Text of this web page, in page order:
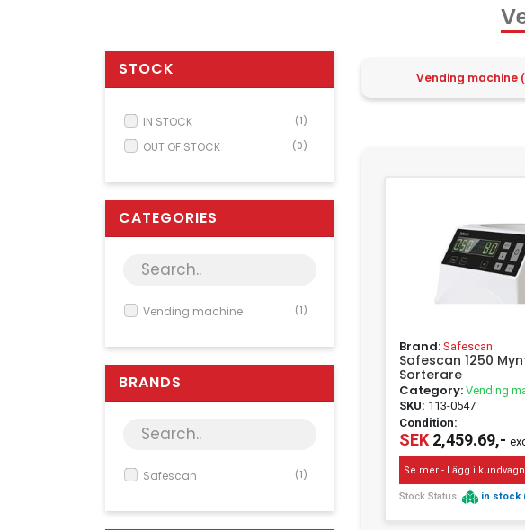
STOCK
IN STOCK (1)
OUT OF STOCK (0)
CATEGORIES
Vending machine (1)
BRANDS
Safescan (1)
Vending machine
Brand: Safescan
Safescan 1250
Sorterare
Category: Vending
SKU: 113-0547
Condition:
SEK 2,459.69,-
Se mer - Lägg i kundvagn
Stock Status: in stock